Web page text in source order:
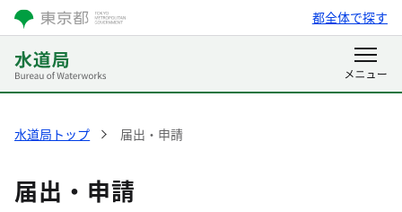
都全体で探す
水道局トップ 届出・申請
届出・申請